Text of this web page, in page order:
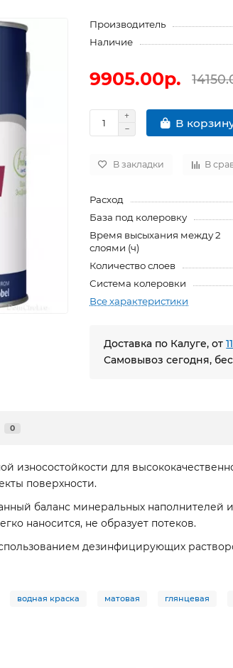
Производитель
Наличие
9905.00р.
В
В закладки В
Расход
База под колеровку
Время высыхания между 2
слоями (ч)
Количество слоев
Система колеровки
Все характеристики
Доставка по Калуге, от
Самовывоз сегодня,
0
износостойкости для
поверхности.
баланс минеральных наполнителей
наносится, не образует потеков.
дезинфицирующих
водная краска матовая глянцевая